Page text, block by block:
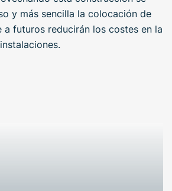
y más sencilla la colocación de
a futuros reducirán los costes en la